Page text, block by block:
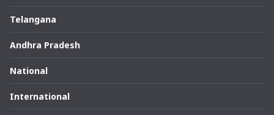
Telangana
Andhra Pradesh
National
International